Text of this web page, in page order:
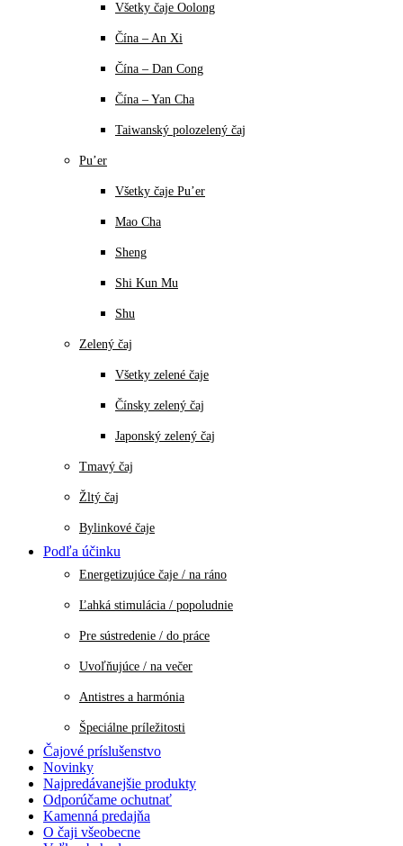
Všetky čaje Oolong
Čína – An Xi
Čína – Dan Cong
Čína – Yan Cha
Taiwanský polozelený čaj
Pu’er
Všetky čaje Pu’er
Mao Cha
Sheng
Shi Kun Mu
Shu
Zelený čaj
Všetky zelené čaje
Čínsky zelený čaj
Japonský zelený čaj
Tmavý čaj
Žltý čaj
Bylinkové čaje
Podľa účinku
Energetizujúce čaje / na ráno
Ľahká stimulácia / popoludnie
Pre sústredenie / do práce
Uvoľňujúce / na večer
Antistres a harmónia
Špeciálne príležitosti
Čajové príslušenstvo
Novinky
Najpredávanejšie produkty
Odporúčame ochutnať
Kamenná predajňa
O čaji všeobecne